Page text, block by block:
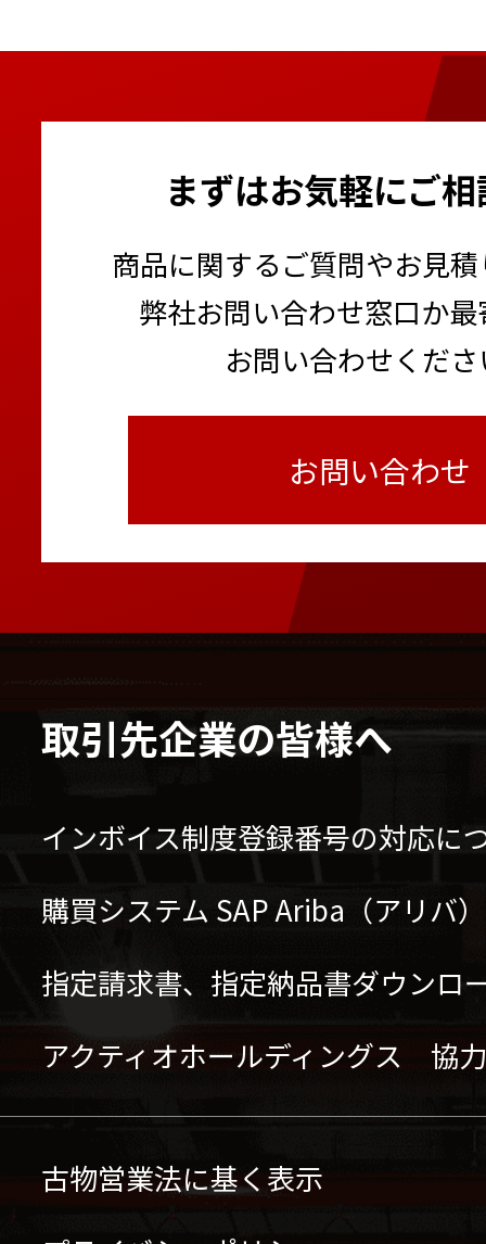
まずはお気軽にご
商品に関するご質問やお見
弊社お問い合わせ窓口か
お問い合わせくだ
お問い合わせ
取引先企業の皆様へ
インボイス制度登録番号の対応に
購買システム SAP Ariba（アリバ
指定請求書、指定納品書ダウンロ
アクティオホールディングス 協
古物営業法に基く表示